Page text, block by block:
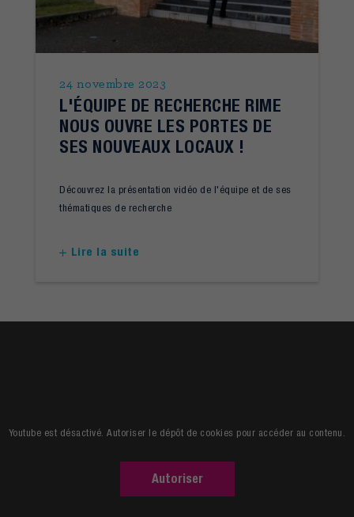
24 novembre 2023
L'ÉQUIPE DE RECHERCHE RIME
NOUS OUVRE LES PORTES DE
SES NOUVEAUX LOCAUX !
Découvrez la présentation vidéo de l'équipe et de ses
thématiques de recherche
Lire la suite
Youtube est désactivé. Autoriser le dépôt de cookies pour accéder au contenu.
Autoriser